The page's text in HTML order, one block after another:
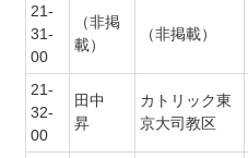
21-
31-
00
（非掲
載）
（非掲載）
21-
32-
00
田中
昇
カトリック東
京大司教区